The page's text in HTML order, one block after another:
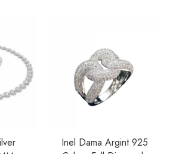
Inel Dama Argint 925